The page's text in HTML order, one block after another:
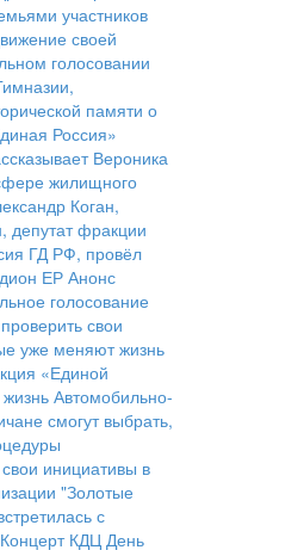
участников
своей
голосовании
памяти о
Россия»
Вероника
жилищного
Коган,
депутат фракции
ГД РФ, провёл
ЕР Анонс
голосование
свои
уже меняют жизнь
«Единой
Автомобильно-
смогут выбрать,
инициативы в
"Золотые
с
Концерт КДЦ День